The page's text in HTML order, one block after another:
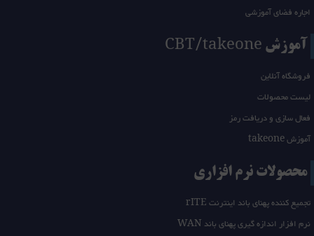
اجاره فضای آموزشی
آموزش CBT/takeone
فروشگاه آنلاین
لیست محصولات
فعال سازی و دریافت رمز
آموزش takeone
محصولات نرم افزاری
تجمیع کننده پهنای باند اینترنت rITE
نرم افزار اندازه گیری پهنای باند WAN